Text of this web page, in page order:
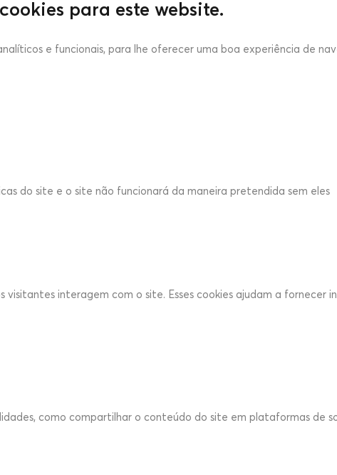
para este website.
e funcionais, para lhe oferecer uma boa experiência de
do site e o site não funcionará da maneira pretendida sem eles
visitantes interagem com o site. Esses cookies ajudam a
como compartilhar o conteúdo do site em plataformas de